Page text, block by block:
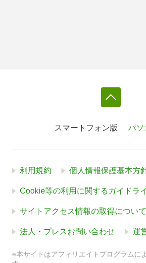
スマートフォン版 パソ
利用規約 個人情報保護基本方
Cookie等の利用に関するガイドラ
サイトアクセス情報の取得について
法人・プレスお問い合わせ 運
※本サイトはアフィリエイトプログラムに